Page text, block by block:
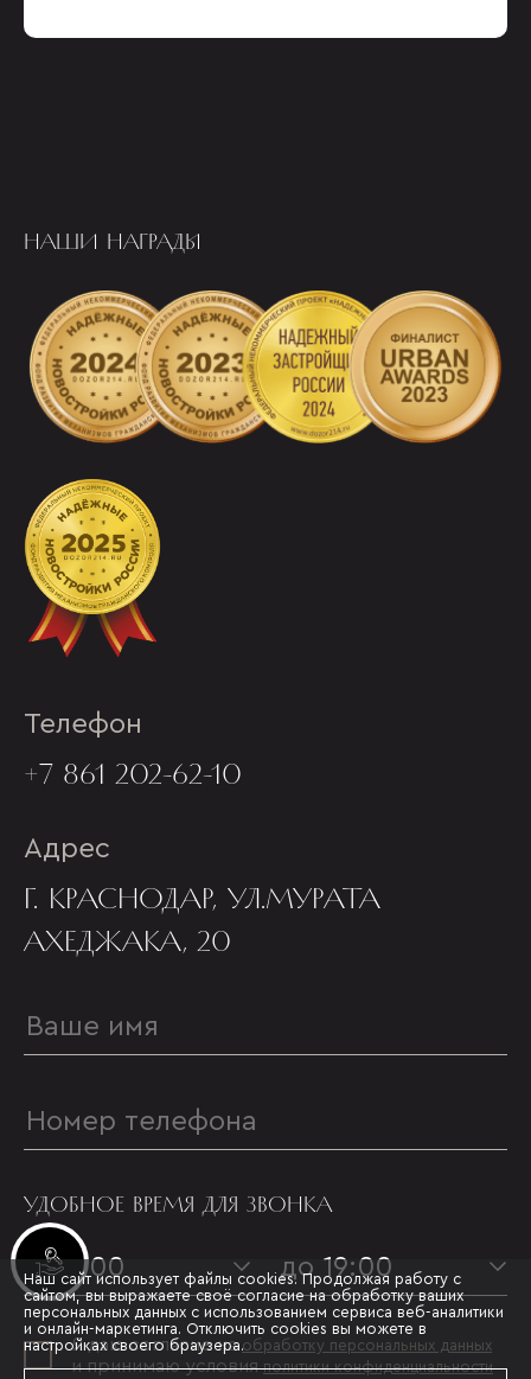
Инвестиционные лоты
НАШИ НАГРАДЫ
Телефон
+7 861 202-62-10
Адрес
Г. КРАСНОДАР, УЛ.МУРАТА
АХЕДЖАКА, 20
УДОБНОЕ ВРЕМЯ ДЛЯ ЗВОНКА
с 09:00 до 19:00
Я даю согласие наобработку персональных данных
и принимаю условияполитики конфиденциальности
Наш сайт использует файлы cookies. Продолжая работу с
сайтом, вы выражаете своё согласие на обработку ваших
персональных данных с использованием сервиса веб-аналитики
и онлайн-маркетинга. Отключить cookies вы можете в
настройках своего браузера.